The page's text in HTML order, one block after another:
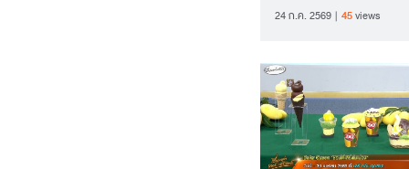
ODYSSEY
24 ก.ค. 2569 45views